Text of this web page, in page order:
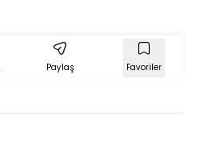
Paylaş Favoriler